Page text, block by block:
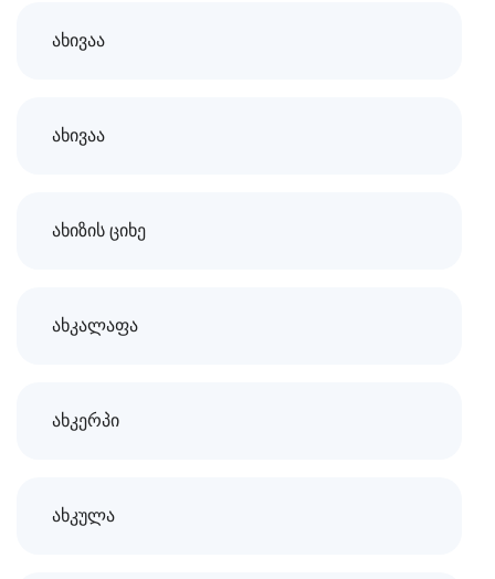
ახივაა
ახივაა
ახიზის ციხე
ახკალაფა
ახკერპი
ახკულა